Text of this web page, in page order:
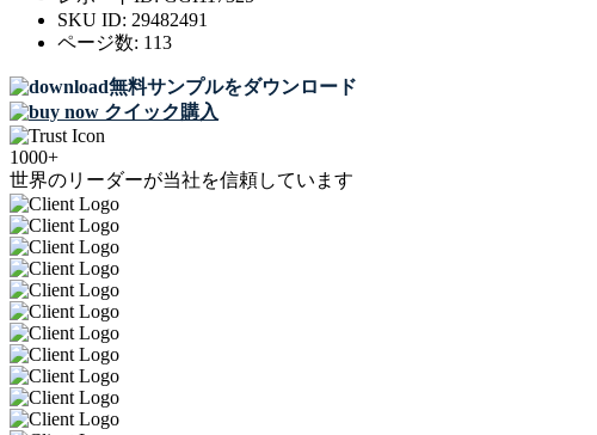
SKU ID: 29482491
ページ数: 113
無料サンプルをダウンロード
クイック購入
1000+
世界のリーダーが当社を信頼しています